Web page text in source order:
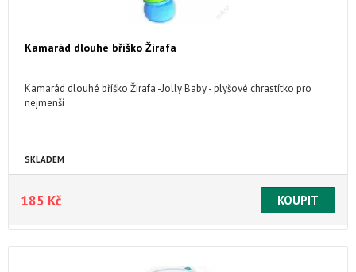
Kamarád dlouhé bříško Žirafa
Kamarád dlouhé bříško Žirafa -Jolly Baby - plyšové chrastítko pro
nejmenší
SKLADEM
185 Kč